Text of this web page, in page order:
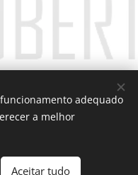
342 Almada
adequado
a melhor
Aceitar tudo